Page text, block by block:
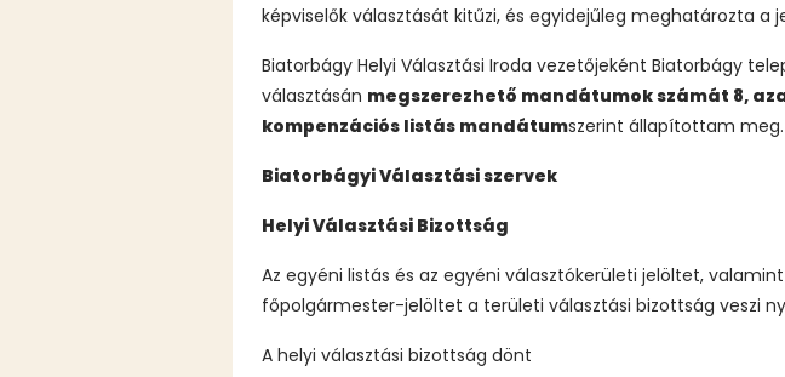
képviselők választását kitűzi, és egyidejűleg meghatározta a
Biatorbágy Helyi Választási Iroda vezetőjeként Biatorbágy
választásán megszerezhető mandátumok számát 8,
kompenzációs listás mandátumszerint állapítottam meg.
Biatorbágyi Választási szervek
Helyi Választási Bizottság
Az egyéni listás és az egyéni választókerületi jelöltet,
főpolgármester-jelöltet a területi választási bizottság veszi
A helyi választási bizottság dönt